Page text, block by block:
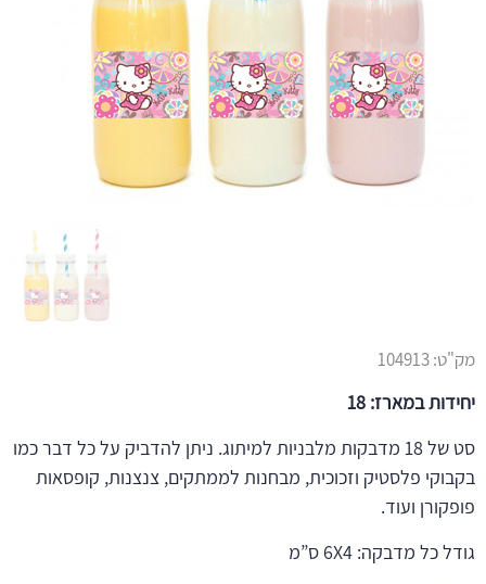
מק"ט:104913
יחידות במארז: 18
סט של 18 מדבקות מלבניות למיתוג. ניתן להדביק על כל דבר כמו
בקבוקי פלסטיק וזכוכית, מבחנות לממתקים, צנצנות, קופסאות
פופקורן ועוד.
גודל כל מדבקה: 6X4 ס”מ